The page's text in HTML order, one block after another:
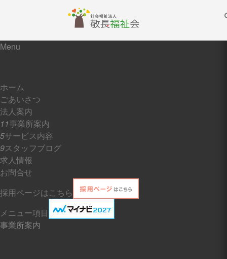
Menu
ホーム
ごあいさつ
法人案内
11事業所案内
5サービス内容
9スタッフブログ
求人情報
お問合せ
採用ページはこちら
メニュー項目
事業所案内
特別養護老人ホーム チアフル遠見塚